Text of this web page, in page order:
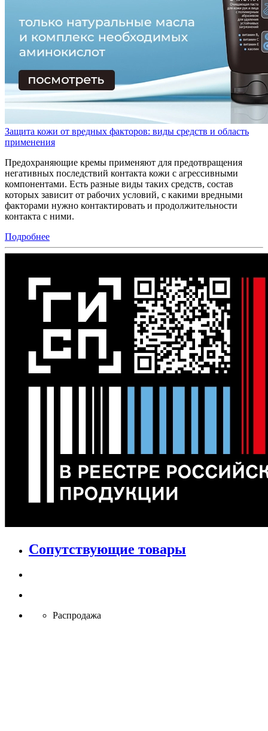
Защита кожи от вредных факторов: виды средств и область
применения
Предохраняющие кремы применяют для предотвращения
негативных последствий контакта кожи с агрессивными
компонентами. Есть разные виды таких средств, состав
которых зависит от рабочих условий, с какими вредными
факторами нужно контактировать и продолжительности
контакта с ними.
Подробнее
Сопутствующие товары
Распродажа